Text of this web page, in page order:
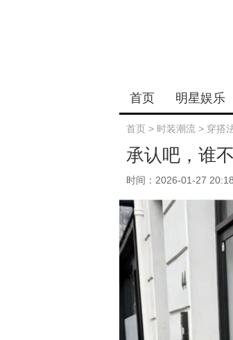
首页 明星娱乐
首页 > 时装潮流 > 穿搭
承认吧，谁
时间：2026-01-27 20:18